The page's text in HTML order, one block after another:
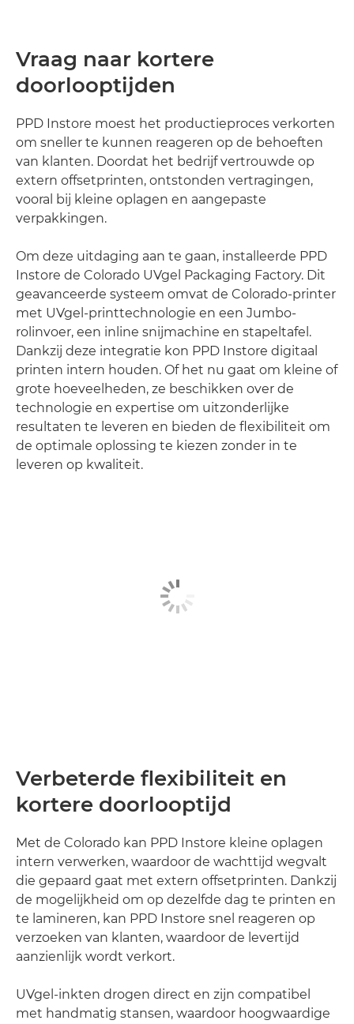
Vraag naar kortere
doorlooptijden
PPD Instore moest het productieproces verkorten
om sneller te kunnen reageren op de behoeften
van klanten. Doordat het bedrijf vertrouwde op
extern offsetprinten, ontstonden vertragingen,
vooral bij kleine oplagen en aangepaste
verpakkingen.
Om deze uitdaging aan te gaan, installeerde PPD
Instore de Colorado UVgel Packaging Factory. Dit
geavanceerde systeem omvat de Colorado-printer
met UVgel-printtechnologie en een Jumbo-
rolinvoer, een inline snijmachine en stapeltafel.
Dankzij deze integratie kon PPD Instore digitaal
printen intern houden. Of het nu gaat om kleine of
grote hoeveelheden, ze beschikken over de
technologie en expertise om uitzonderlijke
resultaten te leveren en bieden de flexibiliteit om
de optimale oplossing te kiezen zonder in te
leveren op kwaliteit.
Verbeterde flexibiliteit en
kortere doorlooptijd
Met de Colorado kan PPD Instore kleine oplagen
intern verwerken, waardoor de wachttijd wegvalt
die gepaard gaat met extern offsetprinten. Dankzij
de mogelijkheid om op dezelfde dag te printen en
te lamineren, kan PPD Instore snel reageren op
verzoeken van klanten, waardoor de levertijd
aanzienlijk wordt verkort.
UVgel-inkten drogen direct en zijn compatibel
met handmatig stansen, waardoor hoogwaardige